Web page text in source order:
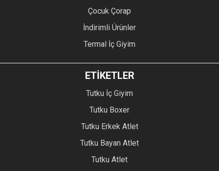
Çocuk Çorap
İndirimli Ürünler
Termal İç Giyim
ETİKETLER
Tutku İç Giyim
Tutku Boxer
Tutku Erkek Atlet
Tutku Bayan Atlet
Tutku Atlet